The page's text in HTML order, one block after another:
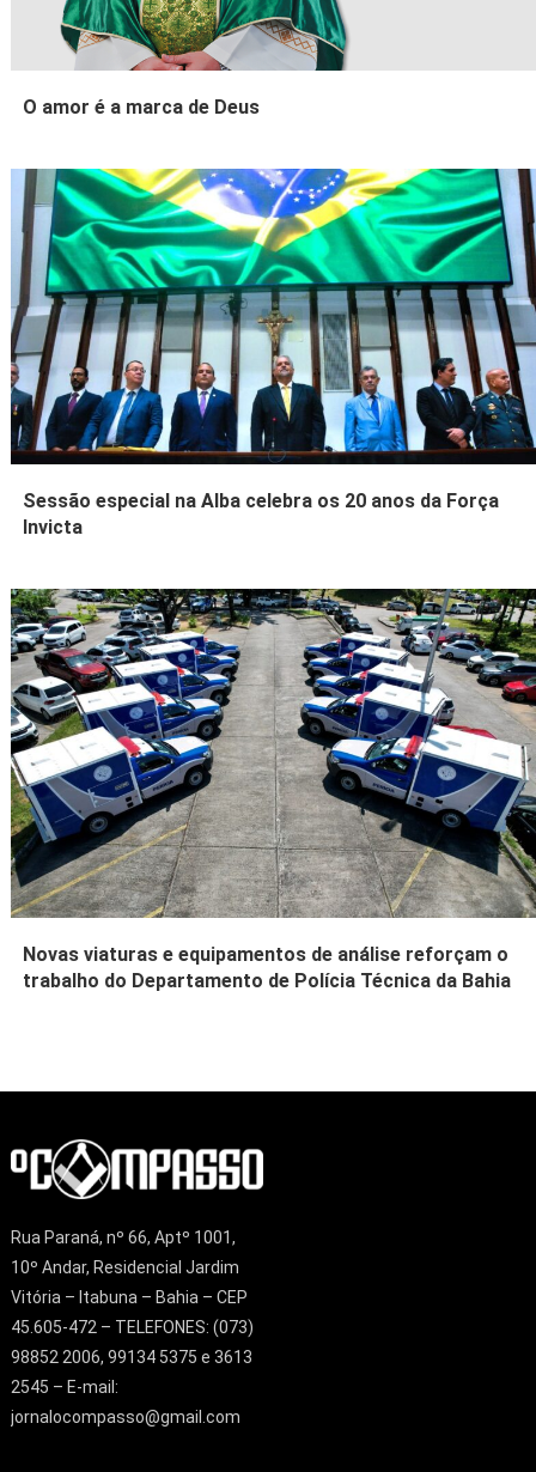
O amor é a marca de Deus
Sessão especial na Alba celebra os 20 anos da Força
Invicta
Novas viaturas e equipamentos de análise reforçam o
trabalho do Departamento de Polícia Técnica da Bahia
Rua Paraná, nº 66, Aptº 1001,
10º Andar, Residencial Jardim
Vitória – Itabuna – Bahia – CEP
45.605-472 – TELEFONES: (073)
98852 2006, 99134 5375 e 3613
2545 – E-mail:
jornalocompasso@gmail.com